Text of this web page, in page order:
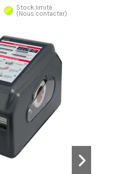
Stock limité
(Nous contacter)